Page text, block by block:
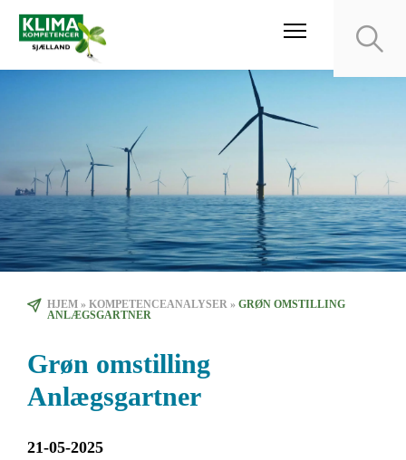
HJEM » KOMPETENCEANALYSER » GRØN OMSTILLING
ANLÆGSGARTNER
Grøn omstilling
Anlægsgartner
21-05-2025